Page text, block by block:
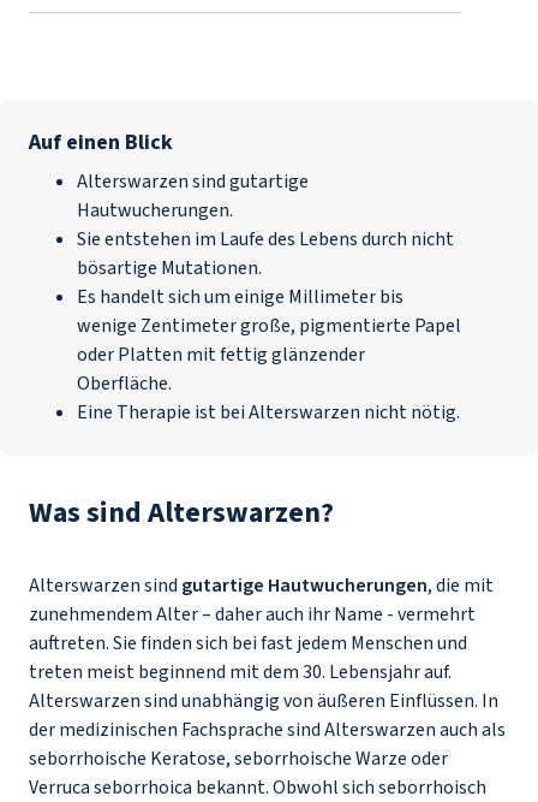
Auf einen Blick
Alterswarzen sind gutartige
Hautwucherungen.
Sie entstehen im Laufe des Lebens durch nicht
bösartige Mutationen.
Es handelt sich um einige Millimeter bis
wenige Zentimeter große, pigmentierte Papel
oder Platten mit fettig glänzender
Oberfläche.
Eine Therapie ist bei Alterswarzen nicht nötig.
Was sind Alterswarzen?
Alterswarzen sind gutartige Hautwucherungen, die mit
zunehmendem Alter – daher auch ihr Name - vermehrt
auftreten. Sie finden sich bei fast jedem Menschen und
treten meist beginnend mit dem 30. Lebensjahr auf.
Alterswarzen sind unabhängig von äußeren Einflüssen. In
der medizinischen Fachsprache sind Alterswarzen auch als
seborrhoische Keratose, seborrhoische Warze oder
Verruca seborrhoica bekannt. Obwohl sich seborrhoisch